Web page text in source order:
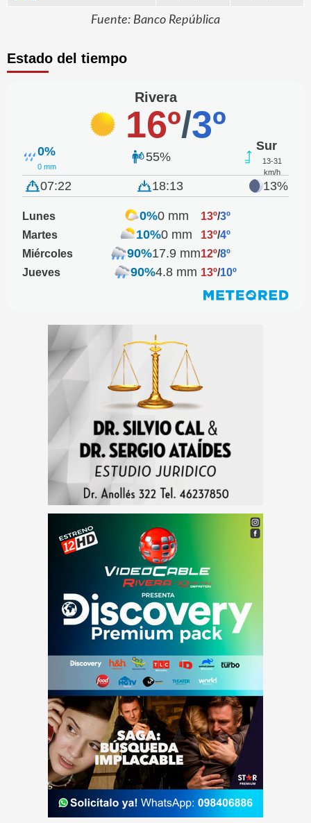
Fuente: Banco República
Estado del tiempo
Rivera
16º/3º
0%
0 mm
55%
Sur
13-31
km/h
07:22 18:13 13%
Lunes 0%0 mm 13º/3º
Martes
10%0 mm 13º/4º
Miércoles
90%17.9 mm12º/8º
Jueves
90%4.8 mm 13º/10º